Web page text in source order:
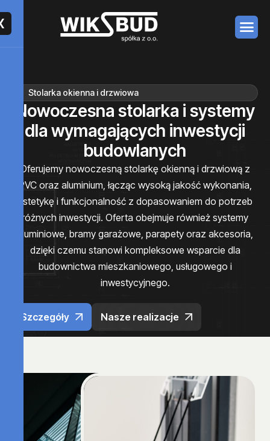
Stolarka okienna i drzwiowa
Nowoczesna stolarka i systemy
dla wymagających inwestycji
budowlanych
Oferujemy nowoczesną stolarkę okienną i drzwiową z
PVC oraz aluminium, łącząc wysoką jakość wykonania,
estetykę i funkcjonalność z dopasowaniem do potrzeb
różnych inwestycji. Oferta obejmuje również systemy
aluminiowe, bramy garażowe, parapety oraz akcesoria,
dzięki czemu stanowi kompleksowe wsparcie dla
budownictwa mieszkaniowego, usługowego i
inwestycyjnego.
Szczegóły Nasze realizacje